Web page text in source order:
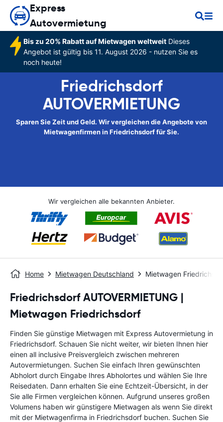
Express
Autovermietung
Bis zu 20% Rabatt auf Mietwagen weltweitDieses
Angebot ist gültig bis 11. August 2026 - nutzen Sie es
noch heute!
Friedrichsdorf
AUTOVERMIETUNG
Sparen Sie Zeit und Geld. Wir vergleichen die Angebote von
Mietwagenfirmen in Friedrichsdorf für Sie.
Wir vergleichen alle bekannten Anbieter.
Home Mietwagen Deutschland Mietwagen
Friedrichsdorf AUTOVERMIETUNG |
Mietwagen Friedrichsdorf
Finden Sie günstige Mietwagen mit Express Autovermietung in
Friedrichsdorf. Schauen Sie nicht weiter, wir bieten Ihnen hier
einen all inclusive Preisvergleich zwischen mehreren
Autovermietungen. Suchen Sie einfach Ihren gewünschten
Abholort durch Eingabe Ihres Abholortes und wählen Sie Ihre
Reisedaten. Dann erhalten Sie eine Echtzeit-Übersicht, in der
Sie alle Firmen vergleichen können. Aufgrund unseres großen
Volumens haben wir günstigere Mietwagen als wenn Sie direkt
mit der Mietwagenfirma in Friedrichsdorf buchen. Suchen Sie